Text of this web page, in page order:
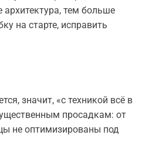
тем больше
на старте, исправить
значит, «с техникой всё в
просадкам: от
не оптимизированы под